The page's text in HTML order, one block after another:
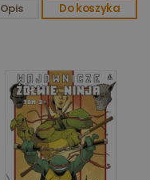
Opis Do koszyka